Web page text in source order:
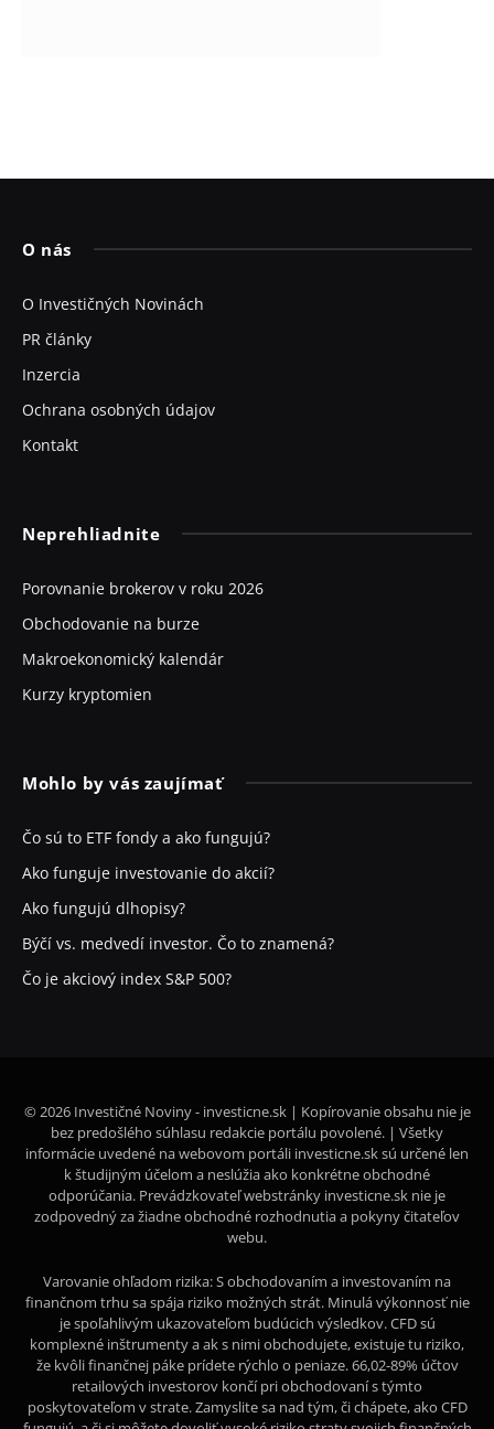
O nás
O Investičných Novinách
PR články
Inzercia
Ochrana osobných údajov
Kontakt
Neprehliadnite
Porovnanie brokerov v roku 2026
Obchodovanie na burze
Makroekonomický kalendár
Kurzy kryptomien
Mohlo by vás zaujímať
Čo sú to ETF fondy a ako fungujú?
Ako funguje investovanie do akcií?
Ako fungujú dlhopisy?
Býčí vs. medvedí investor. Čo to znamená?
Čo je akciový index S&P 500?
© 2026 Investičné Noviny - investicne.sk | Kopírovanie obsahu nie je
bez predošlého súhlasu redakcie portálu povolené. | Všetky
informácie uvedené na webovom portáli investicne.sk sú určené len
k študijným účelom a neslúžia ako konkrétne obchodné
odporúčania. Prevádzkovateľ webstránky investicne.sk nie je
zodpovedný za žiadne obchodné rozhodnutia a pokyny čitateľov
webu.
Varovanie ohľadom rizika: S obchodovaním a investovaním na
finančnom trhu sa spája riziko možných strát. Minulá výkonnosť nie
je spoľahlivým ukazovateľom budúcich výsledkov. CFD sú
komplexné inštrumenty a ak s nimi obchodujete, existuje tu riziko,
že kvôli finančnej páke prídete rýchlo o peniaze. 66,02-89% účtov
retailových investorov končí pri obchodovaní s týmto
poskytovateľom v strate. Zamyslite sa nad tým, či chápete, ako CFD